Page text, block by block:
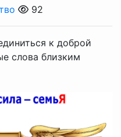
92
к доброй
слова близким